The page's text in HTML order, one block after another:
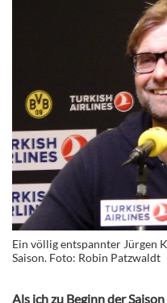
Ein völlig entspannter Jürgen
Saison. Foto: Robin Patzwaldt
Als ich zu Beginn der